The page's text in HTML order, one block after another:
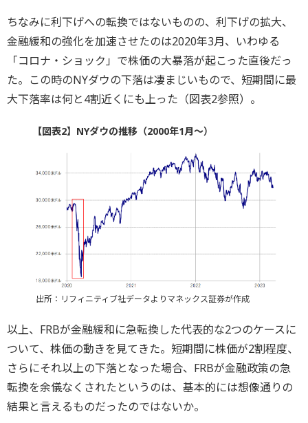
ちなみに利下げへの転換ではないものの、利下げの拡大、
金融緩和の強化を加速させたのは2020年3月、いわゆる
「コロナ・ショック」で株価の大暴落が起こった直後だっ
た。この時のNYダウの下落は凄まじいもので、短期間に最
大下落率は何と4割近くにも上った（図表2参照）。
【図表2】NYダウの推移（2000年1月～）
出所：リフィニティブ社データよりマネックス証券が作成
以上、FRBが金融緩和に急転換した代表的な2つのケースに
ついて、株価の動きを見てきた。短期間に株価が2割程度、
さらにそれ以上の下落となった場合、FRBが金融政策の急
転換を余儀なくされたというのは、基本的には想像通りの
結果と言えるものだったのではないか。